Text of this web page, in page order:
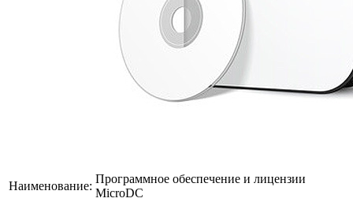
Наименование:
Программное обеспечение и лицензии
MicroDC